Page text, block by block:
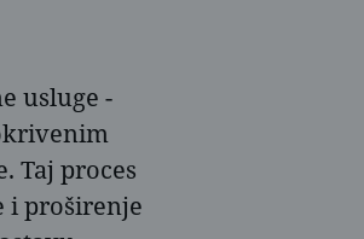
usluge -
Taj proces
i proširenje